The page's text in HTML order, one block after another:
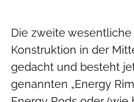
Die zweite
Konstruktion in der
gedacht und besteht
genannten „Energy